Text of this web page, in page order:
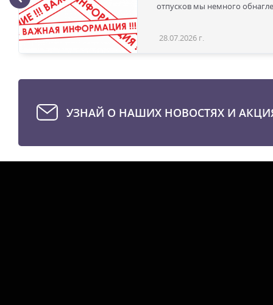
отпусков мы немного
28.07.2026 г.
УЗНАЙ О НАШИХ НОВОСТЯХ И